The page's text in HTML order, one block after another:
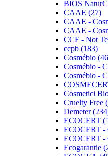
BIOS
CAAE (27)
CAAE -
CAAE -
CCF - Not
ccpb (183)
Cosmébio
Cosmébio -
Cosmébio -
Cosmetici
Cruelty Free
Demeter
ECOCERT
ECOCERT -
ECOCERT -
Ecogarantie